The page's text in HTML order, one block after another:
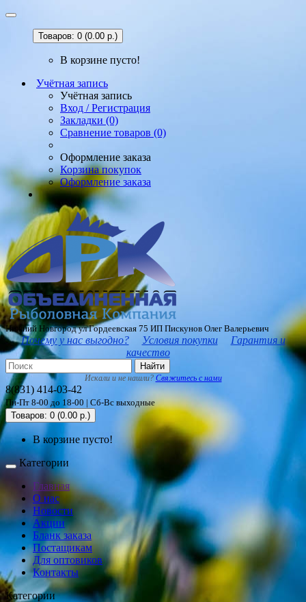
Товаров: 0 (0.00 р.)
В корзине пусто!
Учётная запись
Учётная запись
Вход / Регистрация
Закладки (0)
Сравнение товаров (0)
Оформление заказа
Корзина покупок
Оформление заказа
Нижний Новгород ул Гордеевская 75 ИП Пискунов Олег Валерьевич
Почему у нас выгодно? Условия покупки
Гарантия и
качество
Найти
Искали и не нашли? Свяжитесь с нами
8(831) 414-03-42
Пн-Пт 8-00 до 18-00 | Сб-Вс выходные
Товаров: 0 (0.00 р.)
В корзине пусто!
Категории
Главная
О нас
Новости
Акции
Бланк заказа
Постащикам
Для оптовиков
Контакты
Категории